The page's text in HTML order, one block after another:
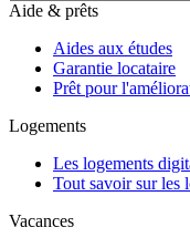
Aide & prêts
Aides aux études
Garantie locataire
Prêt pour
Logements
Les logements
Tout savoir sur les
Vacances